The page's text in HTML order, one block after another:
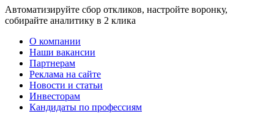
Автоматизируйте сбор откликов, настройте воронку,
собирайте аналитику в 2 клика
О компании
Наши вакансии
Партнерам
Реклама на сайте
Новости и статьи
Инвесторам
Кандидаты по профессиям